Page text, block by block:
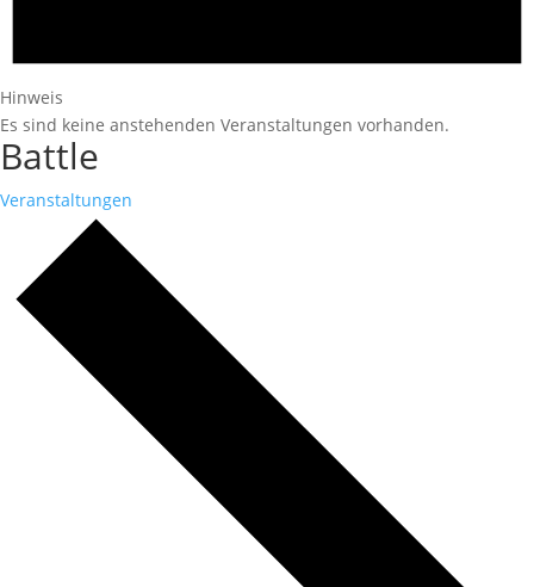
Hinweis
Es sind keine anstehenden Veranstaltungen vorhanden.
Battle
Veranstaltungen